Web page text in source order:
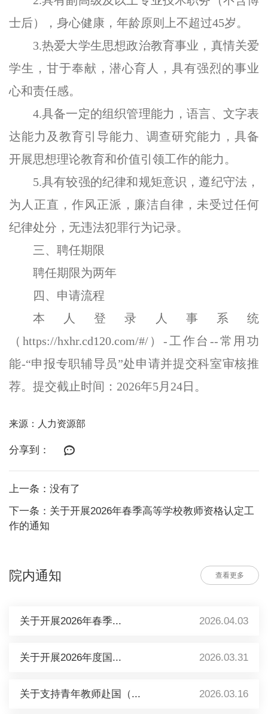
士后），身心健康，年龄原则上不超过45岁。
3.热爱大学生思想政治教育事业，真情关爱
学生，甘于奉献，潜心育人，具有强烈的事业
心和责任感。
4.具备一定的组织管理能力，语言、文字表
达能力及教育引导能力、调查研究能力，具备
开展思想理论教育和价值引领工作的能力。
5.具有较强的纪律和规矩意识，遵纪守法，
为人正直，作风正派，廉洁自律，未受过任何
纪律处分，无违法犯罪行为记录。
三、聘任期限
聘任期限为两年
四、 申请流程
本人登录人事系统
（ https://hxhr.cd120.com/#/）-工作台--常用功
能-“申报专职辅导员”处申请并提交科室审核推
荐。提交截止时间：2026年5月24日。
来源：人力资源部
分享到：
上一条：没有了
下一条：关于开展2026年春季高等学校教师资格认定工
作的通知
院内通知 查看更多
关于开展2026年春季... 2026.04.03
关于开展2026年度国... 2026.03.31
关于支持青年教师赴国（... 2026.03.16